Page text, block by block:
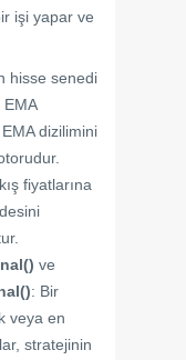
işi yapar ve
hisse senedi
EMA
dizilimini
fiyatlarına
ve
: Bir
veya en
stratejinin